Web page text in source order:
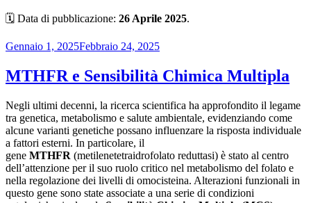
🗓️ Data di pubblicazione: 26 Aprile 2025.
Pubblicato
Gennaio 1, 2025Febbraio 24, 2025
MTHFR e Sensibilità Chimica Multipla
Negli ultimi decenni, la ricerca scientifica ha approfondito il legame
tra genetica, metabolismo e salute ambientale, evidenziando come
alcune varianti genetiche possano influenzare la risposta individuale
a fattori esterni. In particolare, il
gene MTHFR (metilenetetraidrofolato reduttasi) è stato al centro
dell’attenzione per il suo ruolo critico nel metabolismo del folato e
nella regolazione dei livelli di omocisteina. Alterazioni funzionali in
questo gene sono state associate a una serie di condizioni